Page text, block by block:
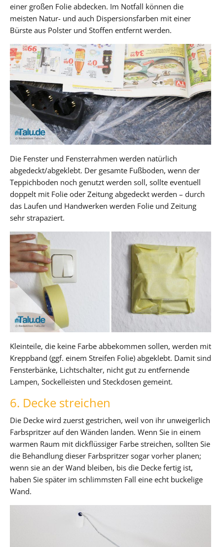
einer großen Folie abdecken. Im Notfall können die
meisten Natur- und auch Dispersionsfarben mit einer
Bürste aus Polster und Stoffen entfernt werden.
Die Fenster und Fensterrahmen werden natürlich
abgedeckt/abgeklebt. Der gesamte Fußboden, wenn der
Teppichboden noch genutzt werden soll, sollte eventuell
doppelt mit Folie oder Zeitung abgedeckt werden – durch
das Laufen und Handwerken werden Folie und Zeitung
sehr strapaziert.
Kleinteile, die keine Farbe abbekommen sollen, werden mit
Kreppband (ggf. einem Streifen Folie) abgeklebt. Damit sind
Fensterbänke, Lichtschalter, nicht gut zu entfernende
Lampen, Sockelleisten und Steckdosen gemeint.
6. Decke streichen
Die Decke wird zuerst gestrichen, weil von ihr unweigerlich
Farbspritzer auf den Wänden landen. Wenn Sie in einem
warmen Raum mit dickflüssiger Farbe streichen, sollten Sie
die Behandlung dieser Farbspritzer sogar vorher planen;
wenn sie an der Wand bleiben, bis die Decke fertig ist,
haben Sie später im schlimmsten Fall eine echt buckelige
Wand.